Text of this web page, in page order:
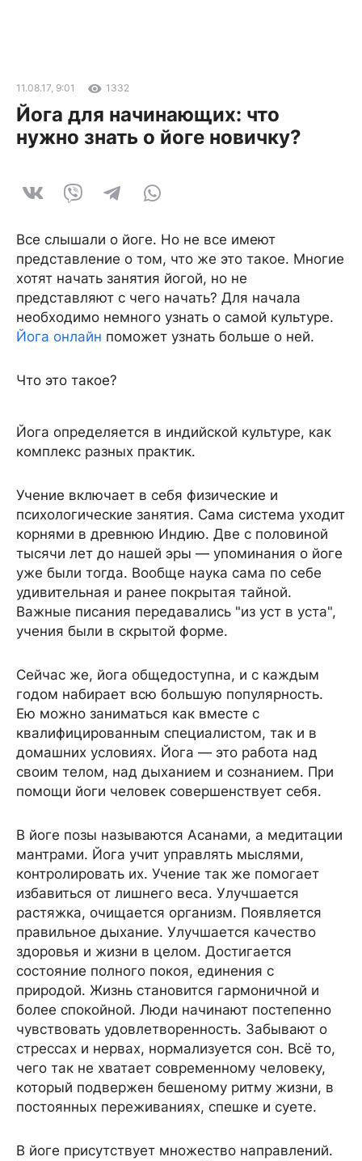
11.08.17, 9:01 1332
Йога для начинающих: что
нужно знать о йоге новичку?
Все слышали о йоге. Но не все имеют
представление о том, что же это такое. Многие
хотят начать занятия йогой, но не
представляют с чего начать? Для начала
необходимо немного узнать о самой культуре.
Йога онлайн поможет узнать больше о ней.
Что это такое?
Йога определяется в индийской культуре, как
комплекс разных практик.
Учение включает в себя физические и
психологические занятия. Сама система уходит
корнями в древнюю Индию. Две с половиной
тысячи лет до нашей эры — упоминания о йоге
уже были тогда. Вообще наука сама по себе
удивительная и ранее покрытая тайной.
Важные писания передавались "из уст в уста",
учения были в скрытой форме.
Сейчас же, йога общедоступна, и с каждым
годом набирает всю большую популярность.
Ею можно заниматься как вместе с
квалифицированным специалистом, так и в
домашних условиях. Йога — это работа над
своим телом, над дыханием и сознанием. При
помощи йоги человек совершенствует себя.
В йоге позы называются Асанами, а медитации
мантрами. Йога учит управлять мыслями,
контролировать их. Учение так же помогает
избавиться от лишнего веса. Улучшается
растяжка, очищается организм. Появляется
правильное дыхание. Улучшается качество
здоровья и жизни в целом. Достигается
состояние полного покоя, единения с
природой. Жизнь становится гармоничной и
более спокойной. Люди начинают постепенно
чувствовать удовлетворенность. Забывают о
стрессах и нервах, нормализуется сон. Всё то,
чего так не хватает современному человеку,
который подвержен бешеному ритму жизни, в
постоянных переживаниях, спешке и суете.
В йоге присутствует множество направлений.